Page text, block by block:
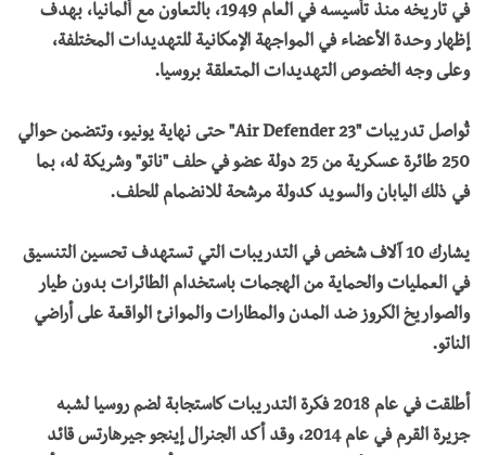
في تاريخه منذ تأسيسه في العام 1949، بالتعاون مع ألمانيا، بهدف
إظهار وحدة الأعضاء في المواجهة الإمكانية للتهديدات المختلفة،
وعلى وجه الخصوص التهديدات المتعلقة بروسيا.
تُواصل تدريبات "Air Defender 23" حتى نهاية يونيو، وتتضمن حوالي
250 طائرة عسكرية من 25 دولة عضو في حلف "ناتو" وشريكة له، بما
في ذلك اليابان والسويد كدولة مرشحة للانضمام للحلف.
يشارك 10 آلاف شخص في التدريبات التي تستهدف تحسين التنسيق
في العمليات والحماية من الهجمات باستخدام الطائرات بدون طيار
والصواريخ الكروز ضد المدن والمطارات والموانئ الواقعة على أراضي
الناتو.
أطلقت في عام 2018 فكرة التدريبات كاستجابة لضم روسيا لشبه
جزيرة القرم في عام 2014، وقد أكد الجنرال إينجو جيرهارتس قائد